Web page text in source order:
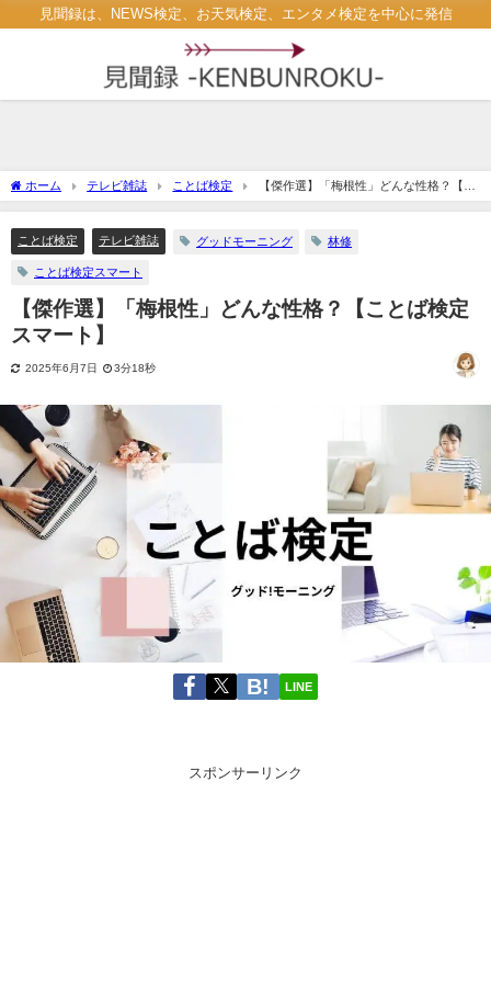
見聞録は、NEWS検定、お天気検定、エンタメ検定を中心に発信
ホーム テレビ雑誌 ことば検定
【傑作選】「梅根性」どんな性格？【こ
とば検定スマート】
ことば検定 テレビ雑誌 グッドモーニング 林修
ことば検定スマート
【傑作選】「梅根性」どんな性格？【ことば検定
スマート】
2025年6月7日 3分18秒
LINE
スポンサーリンク